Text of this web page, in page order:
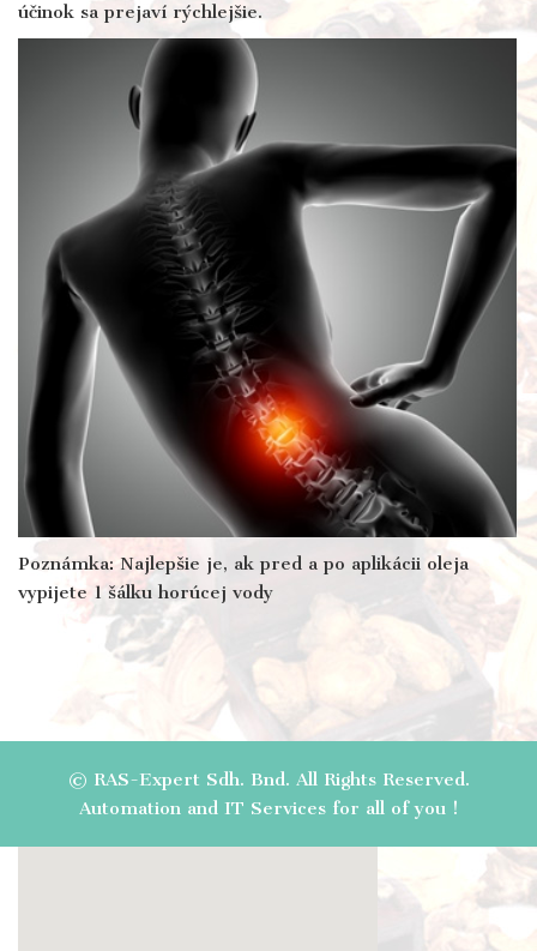
účinok sa prejaví rýchlejšie.
Poznámka: Najlepšie je, ak pred a po aplikácii oleja
vypijete 1 šálku horúcej vody
© RAS-Expert Sdh. Bnd. All Rights Reserved.
Automation and IT Services for all of you !